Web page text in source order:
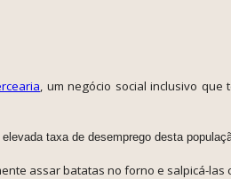
, um negócio social inclusivo que
taxa de desemprego desta
assar batatas no forno e salpicá-las